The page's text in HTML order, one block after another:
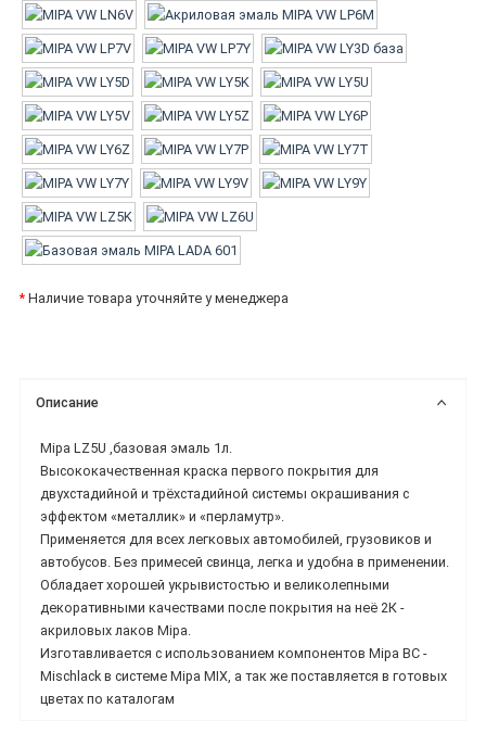
* Наличие товара уточняйте у менеджера
Описание
Mipa LZ5U ,базовая эмаль 1л.
Высококачественная краска первого покрытия для
двухстадийной и трёхстадийной системы окрашивания с
эффектом «металлик» и «перламутр».
Применяется для всех легковых автомобилей, грузовиков и
автобусов. Без примесей свинца, легка и удобна в применении.
Обладает хорошей укрывистостью и великолепными
декоративными качествами после покрытия на неё 2К -
акриловых лаков Mipa.
Изготавливается с использованием компонентов Mipa BC -
Mischlack в системе Mipa MIX, а так же поставляется в готовых
цветах по каталогам